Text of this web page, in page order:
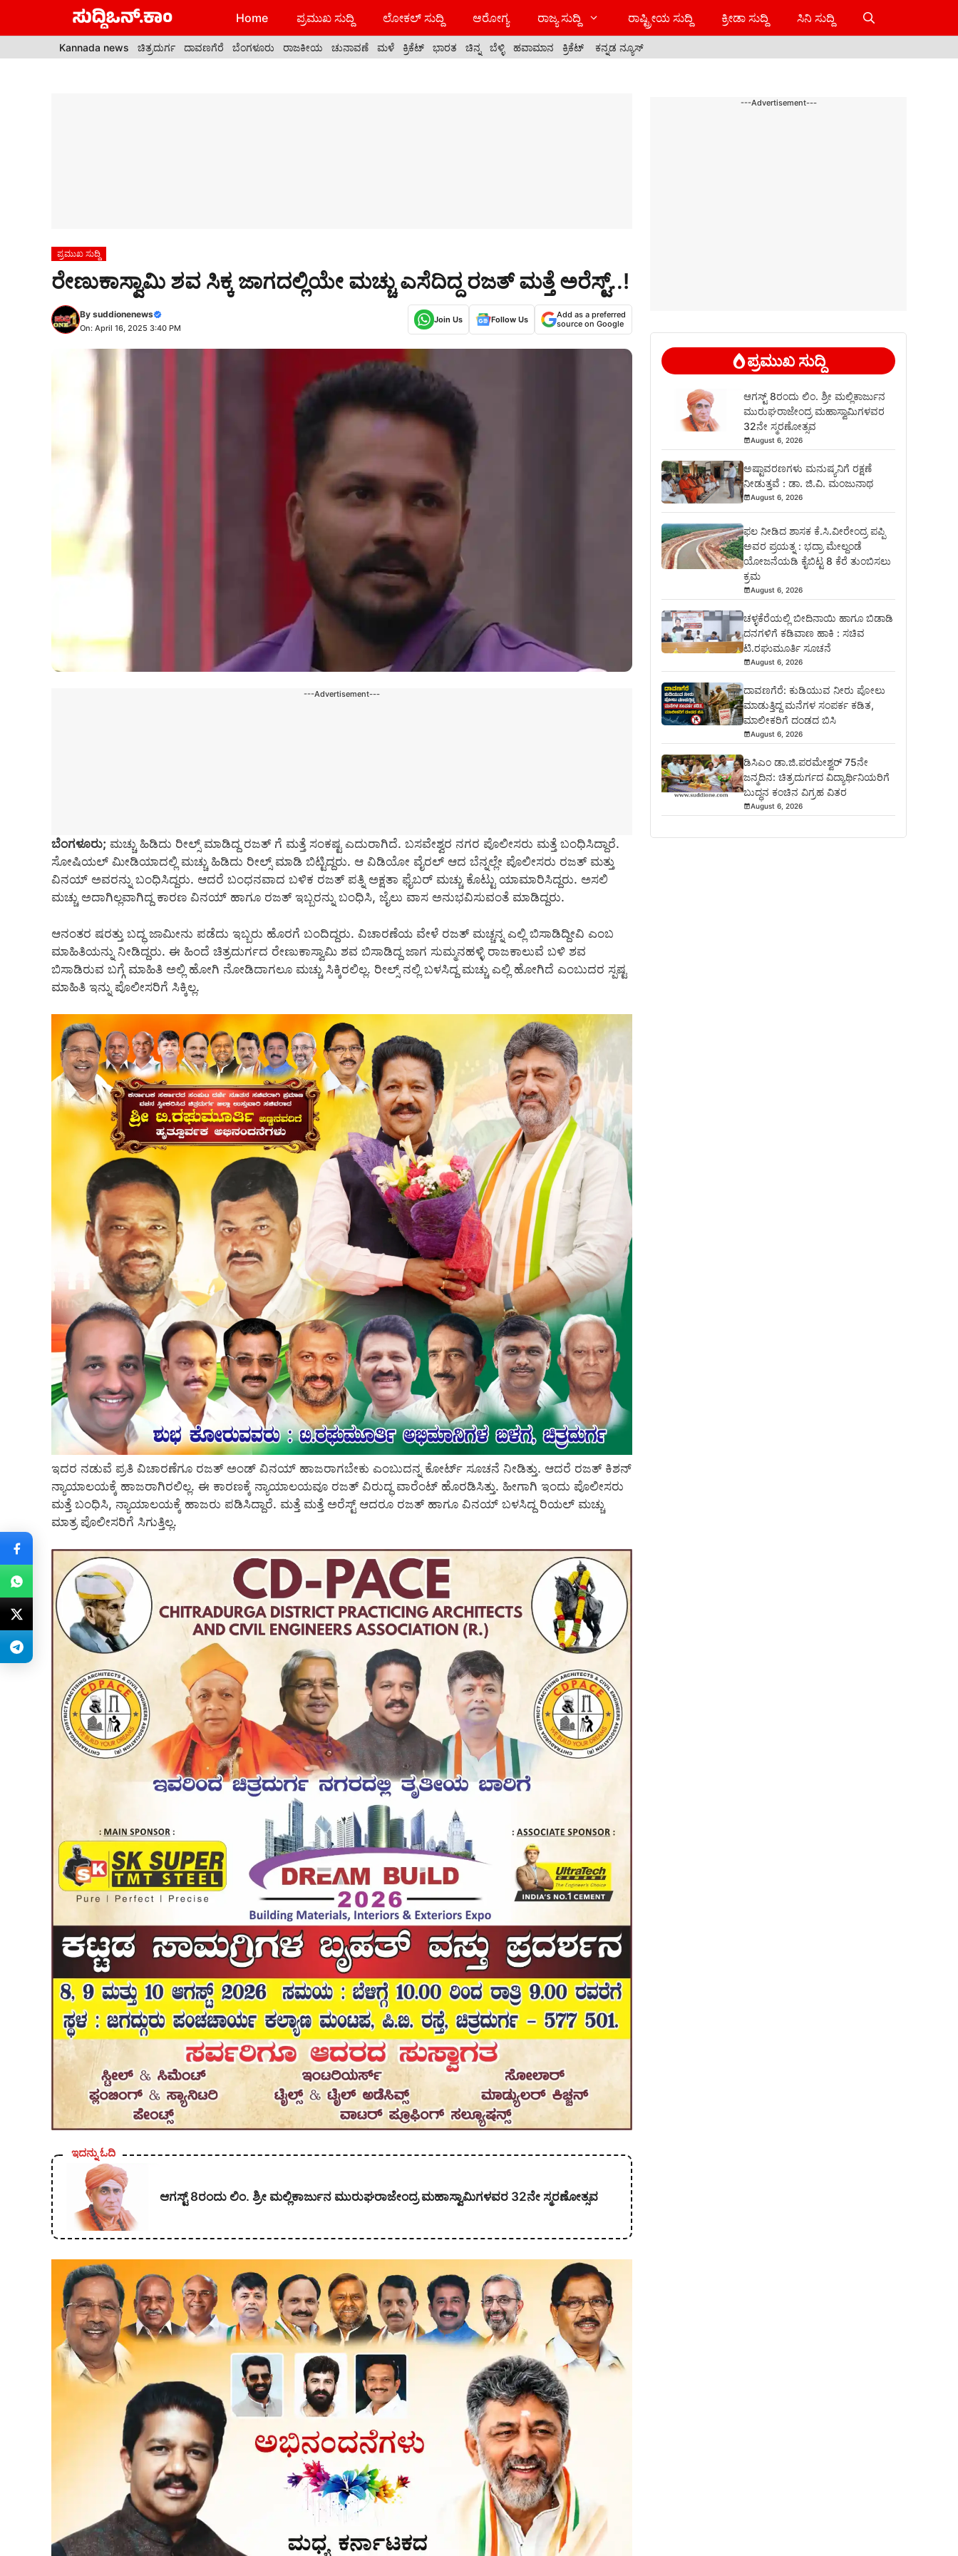
Home ಪ್ರಮುಖ ಸುದ್ದಿ ಲೋಕಲ್ ಸುದ್ದಿ ಆರೋಗ್ಯ ರಾಜ್ಯ ಸುದ್ದಿ ರಾಷ್ಟ್ರೀಯ ಸುದ್ದಿ ಕ್ರೀಡಾ ಸುದ್ದಿ ಸಿನಿ ಸುದ್ದಿ
Kannada news ಚಿತ್ರದುರ್ಗ ದಾವಣಗೆರೆ ಬೆಂಗಳೂರು ರಾಜಕೀಯ ಚುನಾವಣೆ ಮಳೆ ಕ್ರಿಕೆಟ್ ಭಾರತ ಚಿನ್ನ ಬೆಳ್ಳಿ ಹವಾಮಾನ ಕ್ರಿಕೆಟ್ ಕನ್ನಡ ನ್ಯೂಸ್
ಪ್ರಮುಖ ಸುದ್ದಿ
ರೇಣುಕಾಸ್ವಾಮಿ ಶವ ಸಿಕ್ಕ ಜಾಗದಲ್ಲಿಯೇ ಮಚ್ಚು ಎಸೆದಿದ್ದ ರಜತ್ ಮತ್ತೆ ಅರೆಸ್ಟ್..!
By suddionenews
On: April 16, 2025 3:40 PM
Join Us Follow Us
Add as a preferred
source on Google
---Advertisement---
ಬೆಂಗಳೂರು; ಮಚ್ಚು ಹಿಡಿದು ರೀಲ್ಸ್ ಮಾಡಿದ್ದ ರಜತ್ ಗೆ ಮತ್ತೆ ಸಂಕಷ್ಟ ಎದುರಾಗಿದೆ. ಬಸವೇಶ್ವರ ನಗರ ಪೊಲೀಸರು ಮತ್ತೆ ಬಂಧಿಸಿದ್ದಾರೆ.
ಸೋಷಿಯಲ್ ಮೀಡಿಯಾದಲ್ಲಿ ಮಚ್ಚು ಹಿಡಿದು ರೀಲ್ಸ್ ಮಾಡಿ ಬಿಟ್ಟಿದ್ದರು. ಆ ವಿಡಿಯೋ ವೈರಲ್ ಆದ ಬೆನ್ನಲ್ಲೇ ಪೊಲೀಸರು ರಜತ್ ಮತ್ತು
ವಿನಯ್ ಅವರನ್ನು ಬಂಧಿಸಿದ್ದರು. ಆದರೆ ಬಂಧನವಾದ ಬಳಿಕ ರಜತ್ ಪತ್ನಿ ಅಕ್ಷತಾ ಫೈಬರ್ ಮಚ್ಚು ಕೊಟ್ಟು ಯಾಮಾರಿಸಿದ್ದರು. ಅಸಲಿ
ಮಚ್ಚು ಅದಾಗಿಲ್ಲವಾಗಿದ್ದ ಕಾರಣ ವಿನಯ್ ಹಾಗೂ ರಜತ್ ಇಬ್ಬರನ್ನು ಬಂಧಿಸಿ, ಜೈಲು ವಾಸ ಅನುಭವಿಸುವಂತೆ ಮಾಡಿದ್ದರು.
ಆನಂತರ ಷರತ್ತು ಬದ್ಧ ಜಾಮೀನು ಪಡೆದು ಇಬ್ಬರು ಹೊರಗೆ ಬಂದಿದ್ದರು. ವಿಚಾರಣೆಯ ವೇಳೆ ರಜತ್ ಮಚ್ಚನ್ನ ಎಲ್ಲಿ ಬಿಸಾಡಿದ್ದೀವಿ ಎಂಬ
ಮಾಹಿತಿಯನ್ನು ನೀಡಿದ್ದರು. ಈ ಹಿಂದೆ ಚಿತ್ರದುರ್ಗದ ರೇಣುಕಾಸ್ವಾಮಿ ಶವ ಬಿಸಾಡಿದ್ದ ಜಾಗ ಸುಮ್ಮನಹಳ್ಳಿ ರಾಜಕಾಲುವೆ ಬಳಿ ಶವ
ಬಿಸಾಡಿರುವ ಬಗ್ಗೆ ಮಾಹಿತಿ ಅಲ್ಲಿ ಹೋಗಿ ನೋಡಿದಾಗಲೂ ಮಚ್ಚು ಸಿಕ್ಕಿರಲಿಲ್ಲ. ರೀಲ್ಸ್ ನಲ್ಲಿ ಬಳಸಿದ್ದ ಮಚ್ಚು ಎಲ್ಲಿ ಹೋಗಿದೆ ಎಂಬುದರ ಸ್ಪಷ್ಟ
ಮಾಹಿತಿ ಇನ್ನು ಪೊಲೀಸರಿಗೆ ಸಿಕ್ಕಿಲ್ಲ.
ಇದರ ನಡುವೆ ಪ್ರತಿ ವಿಚಾರಣೆಗೂ ರಜತ್ ಅಂಡ್ ವಿನಯ್ ಹಾಜರಾಗಬೇಕು ಎಂಬುದನ್ನ ಕೋರ್ಟ್ ಸೂಚನೆ ನೀಡಿತ್ತು. ಆದರೆ ರಜತ್ ಕಿಶನ್
ನ್ಯಾಯಾಲಯಕ್ಕೆ ಹಾಜರಾಗಿರಲಿಲ್ಲ. ಈ ಕಾರಣಕ್ಕೆ ನ್ಯಾಯಾಲಯವೂ ರಜತ್ ವಿರುದ್ಧ ವಾರೆಂಟ್ ಹೊರಡಿಸಿತ್ತು. ಹೀಗಾಗಿ ಇಂದು ಪೊಲೀಸರು
ಮತ್ತೆ ಬಂಧಿಸಿ, ನ್ಯಾಯಾಲಯಕ್ಕೆ ಹಾಜರು ಪಡಿಸಿದ್ದಾರೆ. ಮತ್ತೆ ಮತ್ತೆ ಅರೆಸ್ಟ್ ಆದರೂ ರಜತ್ ಹಾಗೂ ವಿನಯ್ ಬಳಸಿದ್ದ ರಿಯಲ್ ಮಚ್ಚು
ಮಾತ್ರ ಪೊಲೀಸರಿಗೆ ಸಿಗುತ್ತಿಲ್ಲ.
ಇದನ್ನು ಓದಿ
ಆಗಸ್ಟ್ 8ರಂದು ಲಿಂ. ಶ್ರೀ ಮಲ್ಲಿಕಾರ್ಜುನ ಮುರುಘರಾಜೇಂದ್ರ ಮಹಾಸ್ವಾಮಿಗಳವರ 32ನೇ ಸ್ಮರಣೋತ್ಸವ
---Advertisement---
ಪ್ರಮುಖ ಸುದ್ದಿ
ಆಗಸ್ಟ್ 8ರಂದು ಲಿಂ. ಶ್ರೀ ಮಲ್ಲಿಕಾರ್ಜುನ
ಮುರುಘರಾಜೇಂದ್ರ ಮಹಾಸ್ವಾಮಿಗಳವರ
32ನೇ ಸ್ಮರಣೋತ್ಸವ
August 6, 2026
ಅಷ್ಟಾವರಣಗಳು ಮನುಷ್ಯನಿಗೆ ರಕ್ಷಣೆ
ನೀಡುತ್ತವೆ : ಡಾ. ಜಿ.ವಿ. ಮಂಜುನಾಥ
August 6, 2026
ಫಲ ನೀಡಿದ ಶಾಸಕ ಕೆ.ಸಿ.ವೀರೇಂದ್ರ ಪಪ್ಪಿ
ಅವರ ಪ್ರಯತ್ನ : ಭದ್ರಾ ಮೇಲ್ದಂಡೆ
ಯೋಜನೆಯಡಿ ಕೈಬಿಟ್ಟ 8 ಕೆರೆ ತುಂಬಿಸಲು
ಕ್ರಮ
August 6, 2026
ಚಳ್ಳಕೆರೆಯಲ್ಲಿ ಬೀದಿನಾಯಿ ಹಾಗೂ ಬಿಡಾಡಿ
ದನಗಳಿಗೆ ಕಡಿವಾಣ ಹಾಕಿ : ಸಚಿವ
ಟಿ.ರಘುಮೂರ್ತಿ ಸೂಚನೆ
August 6, 2026
ದಾವಣಗೆರೆ: ಕುಡಿಯುವ ನೀರು ಪೋಲು
ಮಾಡುತ್ತಿದ್ದ ಮನೆಗಳ ಸಂಪರ್ಕ ಕಡಿತ,
ಮಾಲೀಕರಿಗೆ ದಂಡದ ಬಿಸಿ
August 6, 2026
ಡಿಸಿಎಂ ಡಾ.ಜಿ.ಪರಮೇಶ್ವರ್ 75ನೇ
ಜನ್ಮದಿನ: ಚಿತ್ರದುರ್ಗದ ವಿದ್ಯಾರ್ಥಿನಿಯರಿಗೆ
ಬುದ್ಧನ ಕಂಚಿನ ವಿಗ್ರಹ ವಿತರ
August 6, 2026